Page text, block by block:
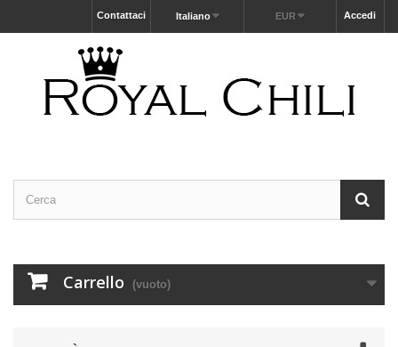
Accedi
EUR
Italiano
Contattaci
Carrello (vuoto)